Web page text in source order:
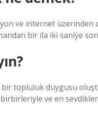
ve internet üzerinden
bir ila iki saniye
bir topluluk duygusu
birbirleriyle ve en